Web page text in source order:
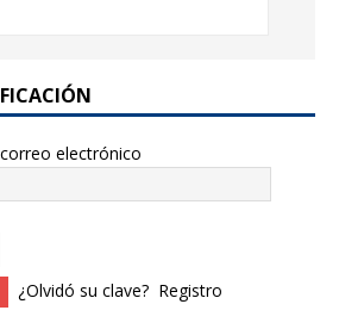
electrónico
¿Olvidó su clave? Registro